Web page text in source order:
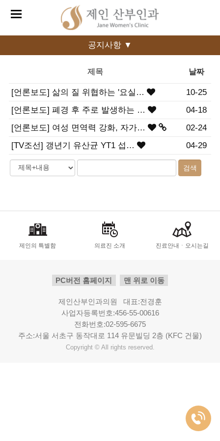
공지사항 ▼
제목 날짜
[언론보도] 삶의 질 위협하는 '요실…
10-25
[언론보도] 폐경 후 주로 발생하는 …
04-18
[언론보도] 여성 면역력 강화, 자가…
02-24
[TV조선] 갱년기 유산균 YT1 섭…
04-29
제인의 특별함 의료진 소개 진료안내ㆍ오시는길
PC버전 홈페이지 맨 위로 이동
제인산부인과의원 대표:전경훈
사업자등록번호:456-55-00616
전화번호:02-595-6675
주소:서울 서초구 동작대로 114 유문빌딩 2층 (KFC 건물)
Copyright © All rights reserved.